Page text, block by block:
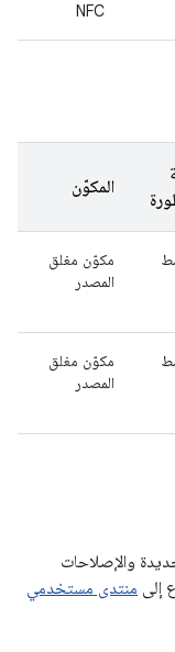
NFC
المكوّن
مكوّن مغلق
المصدر
مكوّن مغلق
المصدر
والإصلاحات
إلى منتدى مستخدمي